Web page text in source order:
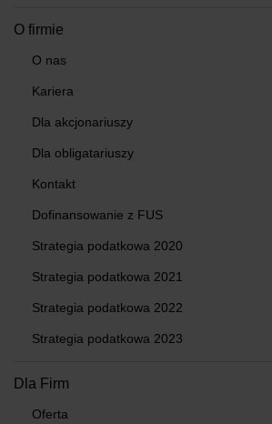
O firmie
O nas
Kariera
Dla akcjonariuszy
Dla obligatariuszy
Kontakt
Dofinansowanie z FUS
Strategia podatkowa 2020
Strategia podatkowa 2021
Strategia podatkowa 2022
Strategia podatkowa 2023
Dla Firm
Oferta